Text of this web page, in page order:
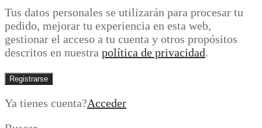
Tus datos personales se utilizarán para procesar tu
pedido, mejorar tu experiencia en esta web,
gestionar el acceso a tu cuenta y otros propósitos
descritos en nuestra política de privacidad.
Registrarse
Ya tienes cuenta?Acceder